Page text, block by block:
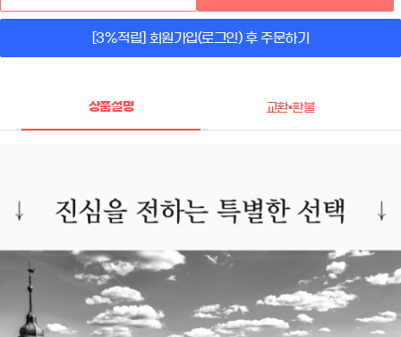
[3%적립] 회원가입(로그인) 후 주문하기
상품설명 교환•환불